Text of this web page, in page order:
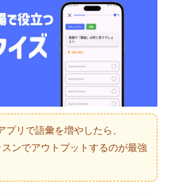
プリで語彙を増やしたら、
ンでアウトプットするのが最強